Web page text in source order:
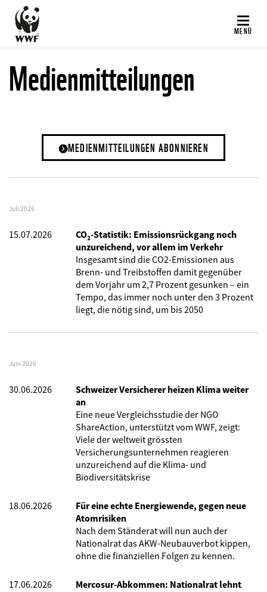
Direkt
zum
Inhalt
MENÜ
Medienmitteilungen
MEDIENMITTEILUNGEN ABONNIEREN
Juli 2026
15.07.2026
CO₂-Statistik: Emissionsrückgang noch
unzureichend, vor allem im Verkehr
Insgesamt sind die CO2-Emissionen aus
Brenn- und Treibstoffen damit gegenüber
dem Vorjahr um 2,7 Prozent gesunken – ein
Tempo, das immer noch unter den 3 Prozent
liegt, die nötig sind, um bis 2050
Juni 2026
30.06.2026
Schweizer Versicherer heizen Klima weiter
an
Eine neue Vergleichsstudie der NGO
ShareAction, unterstützt vom WWF, zeigt:
Viele der weltweit grössten
Versicherungsunternehmen reagieren
unzureichend auf die Klima- und
Biodiversitätskrise
18.06.2026
Für eine echte Energiewende, gegen neue
Atomrisiken
Nach dem Ständerat will nun auch der
Nationalrat das AKW-Neubauverbot kippen,
ohne die finanziellen Folgen zu kennen.
17.06.2026
Mercosur-Abkommen: Nationalrat lehnt